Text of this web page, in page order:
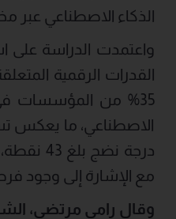
الذكاء الاصطناعي عبر
35% من المؤسسات
الاصطناعي، ما يعكس
درجة
مع الإشارة إلى وجود فرصة نمو إضافية لدى 27% من
وقال رامي مرتضى،